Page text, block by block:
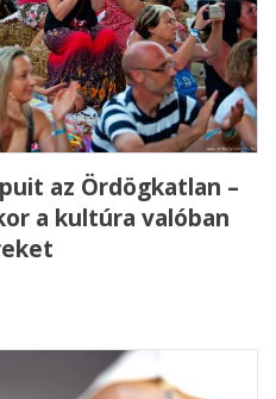
az Ördögkatlan –
a kultúra valóban